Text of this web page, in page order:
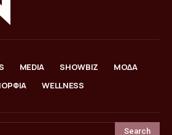
MEDIA SHOWBIZ
ΜΟΔΑ
WELLNESS
Search